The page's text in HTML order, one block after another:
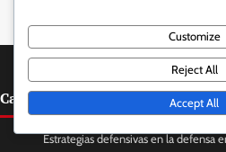
Categorías
Estrategias defensivas en la defensa
Customize
Reject All
Accept All